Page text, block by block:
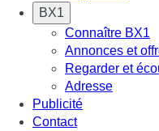
BX1
Connaître BX1
Annonces et
Regarder et
Adresse
Publicité
Contact